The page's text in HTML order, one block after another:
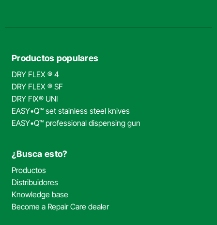
Productos populares
DRY FLEX ® 4
DRY FLEX ® SF
DRY FIX® UNI
EASY•Q™ set stainless steel knives
EASY•Q™ professional dispensing gun
¿Busca esto?
Productos
Distribuidores
Knowledge base
Become a Repair Care dealer